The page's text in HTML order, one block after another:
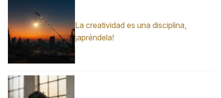
La creatividad es una disciplina,
¡apréndela!